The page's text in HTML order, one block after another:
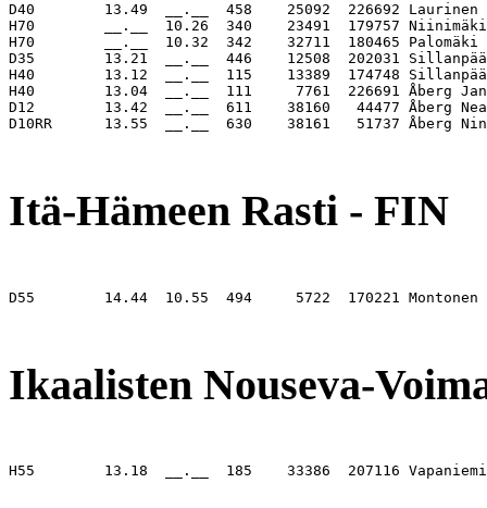
D40        13.49  __.__  458    25092  226692
H70        __.__  10.26  340    23491  179757
H70        __.__  10.32  342    32711  180465
D35        13.21  __.__  446    12508  202031
H40        13.12  __.__  115    13389  174748
H40        13.04  __.__  111     7761  226691
D12        13.42  __.__  611    38160   44477
D10RR      13.55  __.__  630    38161   51737
Itä-Hämeen Rasti - FIN
D55        14.44  10.55  494     5722  170221
Ikaalisten Nouseva-
H55        13.18  __.__  185    33386  207116